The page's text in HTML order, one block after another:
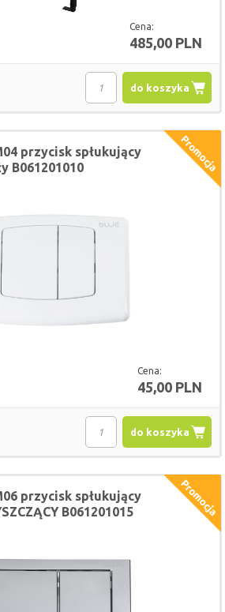
Cena:
485,00 PLN
do koszyka
Cena:
45,00 PLN
przycisk spłukujący
B061201010
do koszyka
przycisk spłukujący
B061201015